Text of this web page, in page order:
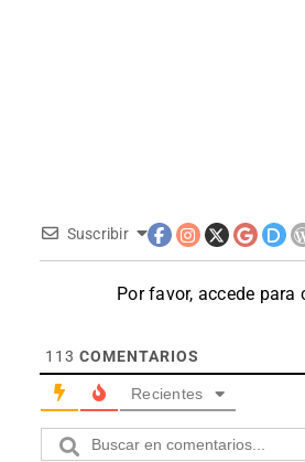
Suscribir
Por favor, accede para
113 COMENTARIOS
Recientes